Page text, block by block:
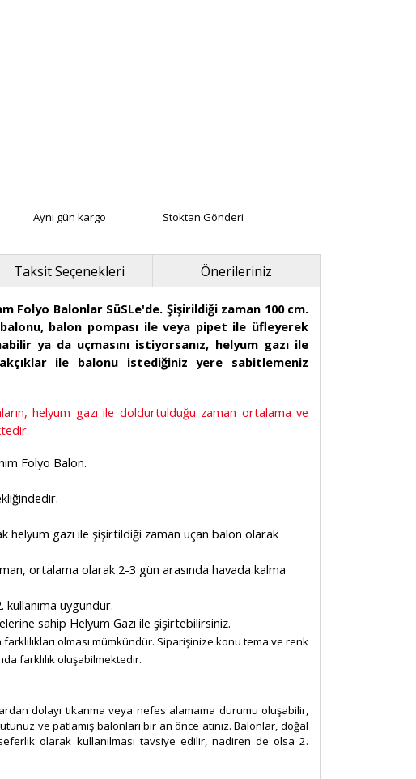
Aynı gün kargo Stoktan Gönderi
Taksit Seçenekleri Önerileriniz
Folyo Balonlar SüSLe'de. Şişirildiği zaman 100 cm.
balon pompası ile veya pipet ile üfleyerek
ya da uçmasını istiyorsanız, helyum gazı ile
ile balonu istediğiniz yere sabitlemeniz
helyum gazı ile doldurtulduğu zaman ortalama ve
Folyo Balon.
helyum gazı ile şişirtildiği zaman uçan balon olarak
ortalama olarak 2-3 gün arasında havada kalma
uygundur.
sahip Helyum Gazı ile şişirtebilirsiniz.
olması mümkündür. Siparişinize konu tema ve renk
farklılık oluşabilmektedir.
dolayı tıkanma veya nefes alamama durumu oluşabilir,
ve patlamış balonları bir an önce atınız. Balonlar, doğal
olarak kullanılması tavsiye edilir, nadiren de olsa 2.